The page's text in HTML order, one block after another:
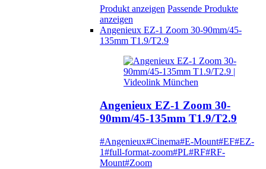
Produkt anzeigen Passende Produkte
anzeigen
Angenieux EZ-1 Zoom 30-90mm/45-
135mm T1.9/T2.9
Angenieux EZ-1 Zoom 30-
90mm/45-135mm T1.9/T2.9
#Angenieux#Cinema#E-Mount#EF#EZ-
1#full-format-zoom#PL#RF#RF-
Mount#Zoom